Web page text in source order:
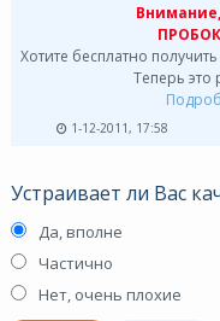
Хотите бесплатно
Теперь это
1-12-2011, 17:58
Устраивает ли Вас
Да, вполне
Частично
Нет, очень плохие